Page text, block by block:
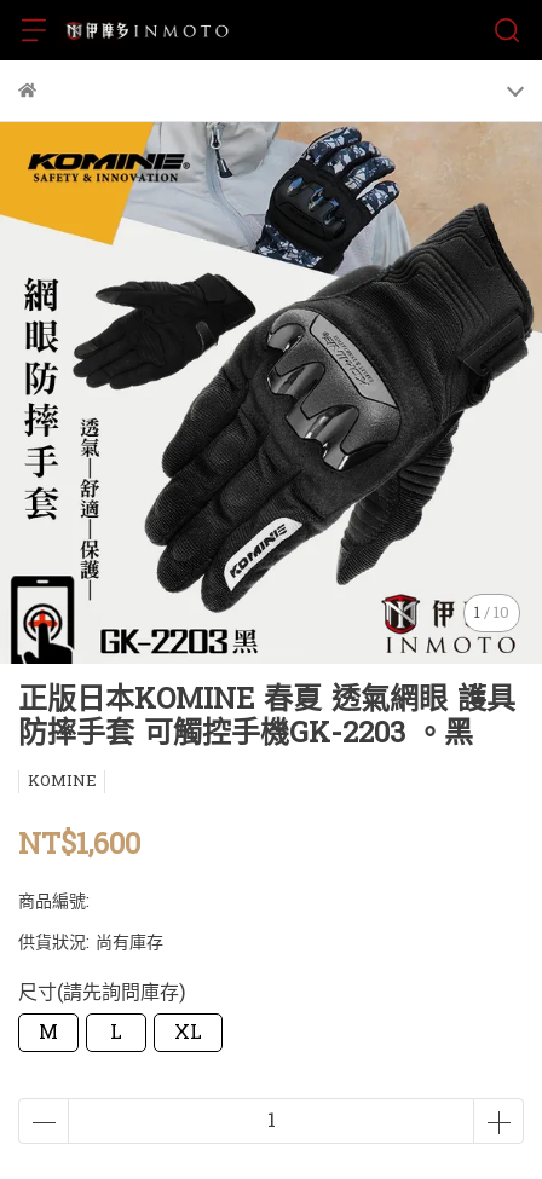
1/10
正版日本KOMINE 春夏 透氣網眼 護具
防摔手套 可觸控手機GK-2203 。黑
KOMINE
NT$1,600
商品編號:
供貨狀況: 尚有庫存
尺寸(請先詢問庫存)
M
L XL